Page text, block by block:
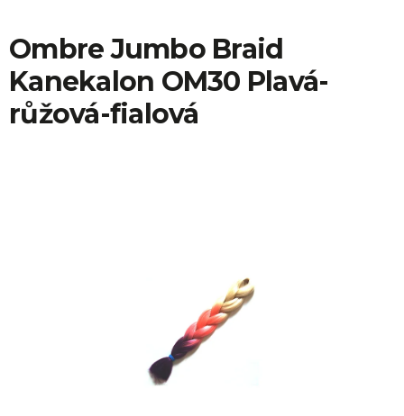
Ombre Jumbo Braid
Kanekalon OM30 Plavá-
růžová-fialová
j
e
t
e
n